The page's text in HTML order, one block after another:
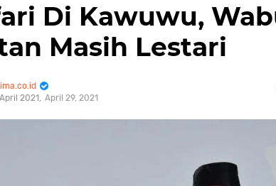
Di Kawuwu,
Masih Lestari
2021
April 29, 2021